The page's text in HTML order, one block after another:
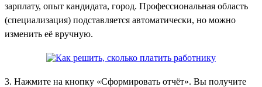
зарплату, опыт кандидата, город. Профессиональная область
(специализация) подставляется автоматически, но можно
изменить её вручную.
3. Нажмите на кнопку «Сформировать отчёт». Вы получите